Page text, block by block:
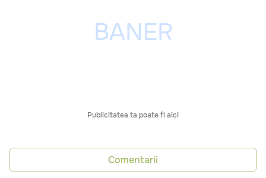
Publicitatea ta poate fi aici
Comentarii